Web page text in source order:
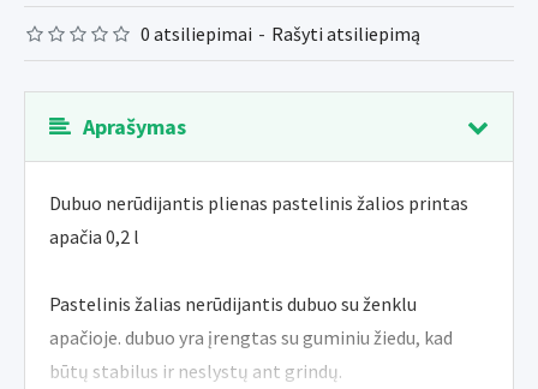
0 atsiliepimai - Rašyti atsiliepimą
Aprašymas
Dubuo nerūdijantis plienas pastelinis žalios printas
apačia 0,2 l
Pastelinis žalias nerūdijantis dubuo su ženklu
apačioje. dubuo yra įrengtas su guminiu žiedu, kad
būtų stabilus ir neslystų ant grindų.